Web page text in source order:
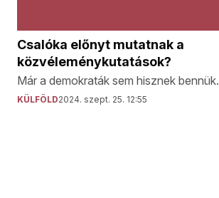
Csalóka előnyt mutatnak a
közvéleménykutatások?
Már a demokraták sem hisznek bennük.
KÜLFÖLD2024. szept. 25. 12:55